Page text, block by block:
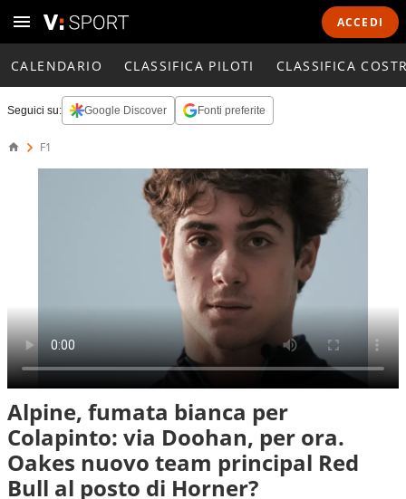
ACCEDI
CALENDARIO CLASSIFICA PILOTI CLASSIFICA
Seguici su: Google Discover Fonti preferite
F1
Alpine, fumata bianca per
Colapinto: via Doohan, per ora.
Oakes nuovo team principal Red
Bull al posto di Horner?